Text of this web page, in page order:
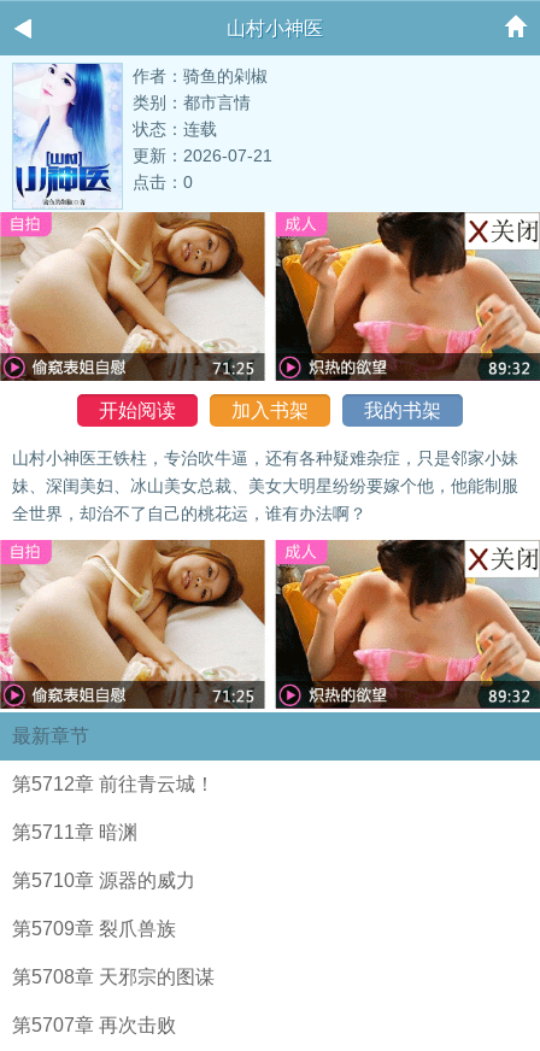
山村小神医
作者：骑鱼的剁椒
类别：都市言情
状态：连载
更新：2026-07-21
点击：0
开始阅读 加入书架 我的书架
山村小神医王铁柱，专治吹牛逼，还有各种疑难杂症，只是邻家小妹
妹、深闺美妇、冰山美女总裁、美女大明星纷纷要嫁个他，他能制服
全世界，却治不了自己的桃花运，谁有办法啊？
最新章节
第5712章 前往青云城！
第5711章 暗渊
第5710章 源器的威力
第5709章 裂爪兽族
第5708章 天邪宗的图谋
第5707章 再次击败